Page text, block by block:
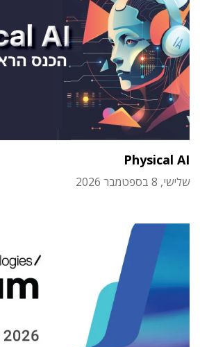
Physical AI
שלישי, 8 בספטמבר 2026